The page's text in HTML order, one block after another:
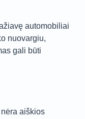
automobiliai
nuovargiu,
gali būti
aiškios